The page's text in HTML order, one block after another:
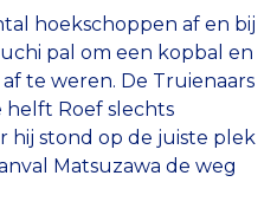
hoekschoppen af en bij
pal om een kopbal en
te weren. De Truienaars
helft Roef slechts
hij stond op de juiste plek
Matsuzawa de weg